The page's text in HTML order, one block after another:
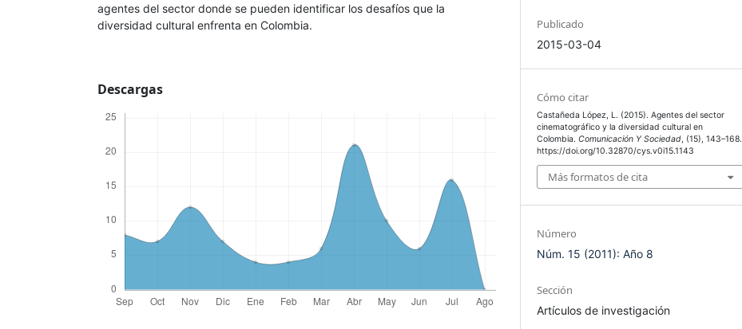
agentes del sector donde se pueden identificar los desafíos que la
diversidad cultural enfrenta en Colombia.
Descargas
Publicado
2015-03-04
Cómo citar
Castañeda López, L. (2015). Agentes del sector
cinematográfico y la diversidad cultural en
Colombia.Comunicación Y Sociedad, (15), 143–168.
https://doi.org/10.32870/cys.v0i15.1143
Más formatos de cita
Número
Núm. 15 (2011): Año 8
Sección
Artículos de investigación